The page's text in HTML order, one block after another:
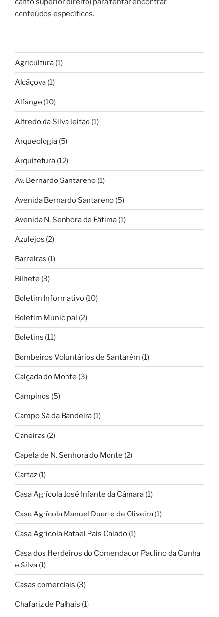
canto superior direito) para tentar encontrar
conteúdos específicos.
Agricultura (1)
Alcáçova (1)
Alfange (10)
Alfredo da Silva leitão (1)
Arqueologia (5)
Arquitetura (12)
Av. Bernardo Santareno (1)
Avenida Bernardo Santareno (5)
Avenida N. Senhora de Fátima (1)
Azulejos (2)
Barreiras (1)
Bilhete (3)
Boletim Informativo (10)
Boletim Municipal (2)
Boletins (11)
Bombeiros Voluntários de Santarém (1)
Calçada do Monte (3)
Campinos (5)
Campo Sá da Bandeira (1)
Caneiras (2)
Capela de N. Senhora do Monte (2)
Cartaz (1)
Casa Agrícola José Infante da Câmara (1)
Casa Agrícola Manuel Duarte de Oliveira (1)
Casa Agrícola Rafael Pais Calado (1)
Casa dos Herdeiros do Comendador Paulino da Cunha
e Silva (1)
Casas comerciais (3)
Chafariz de Palhais (1)